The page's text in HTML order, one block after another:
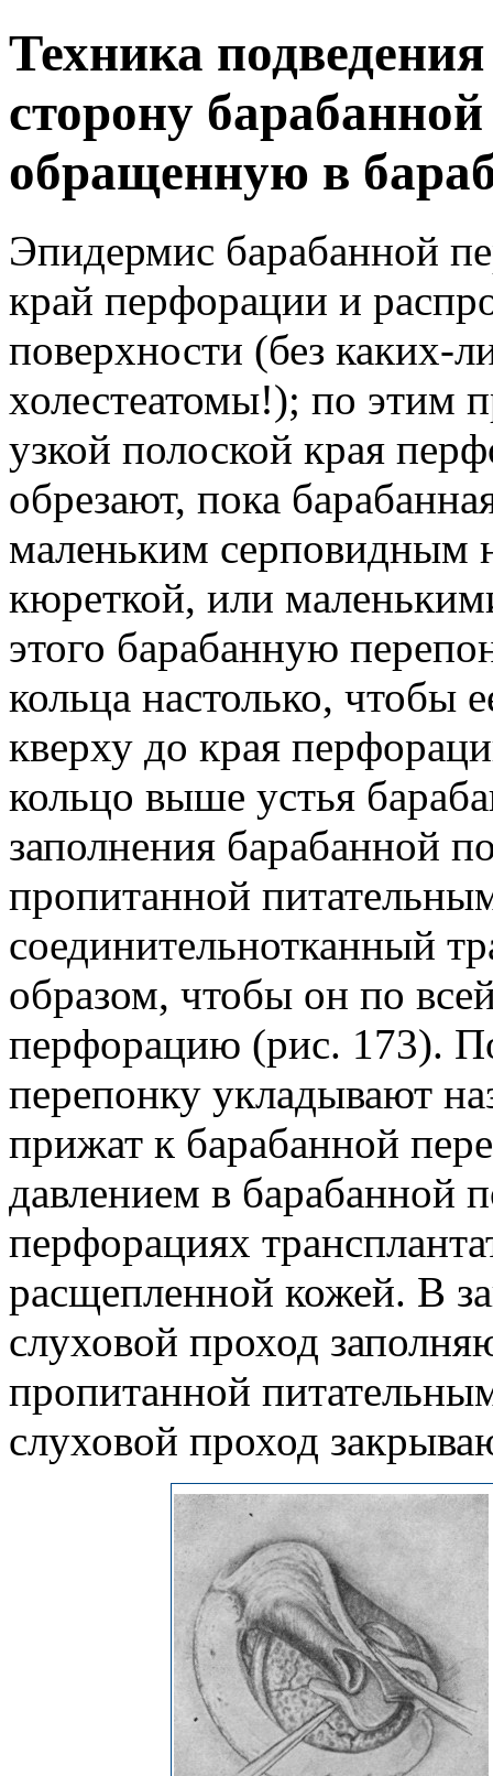
Техника
сторону
обращенную в
Эпидермис барабанной
край перфорации и
поверхности (без каких-
холестеатомы!); по этим
узкой полоской края
обрезают, пока
маленьким серповидным
кюреткой, или
этого барабанную
кольца настолько, чтобы
кверху до края
кольцо выше устья
заполнения барабанной
пропитанной
соединительнотканный
образом, чтобы он по
перфорацию (рис. 173).
перепонку укладывают
прижат к барабанной
давлением в барабанной
перфорациях
расщепленной кожей. В
слуховой проход
пропитанной
слуховой проход